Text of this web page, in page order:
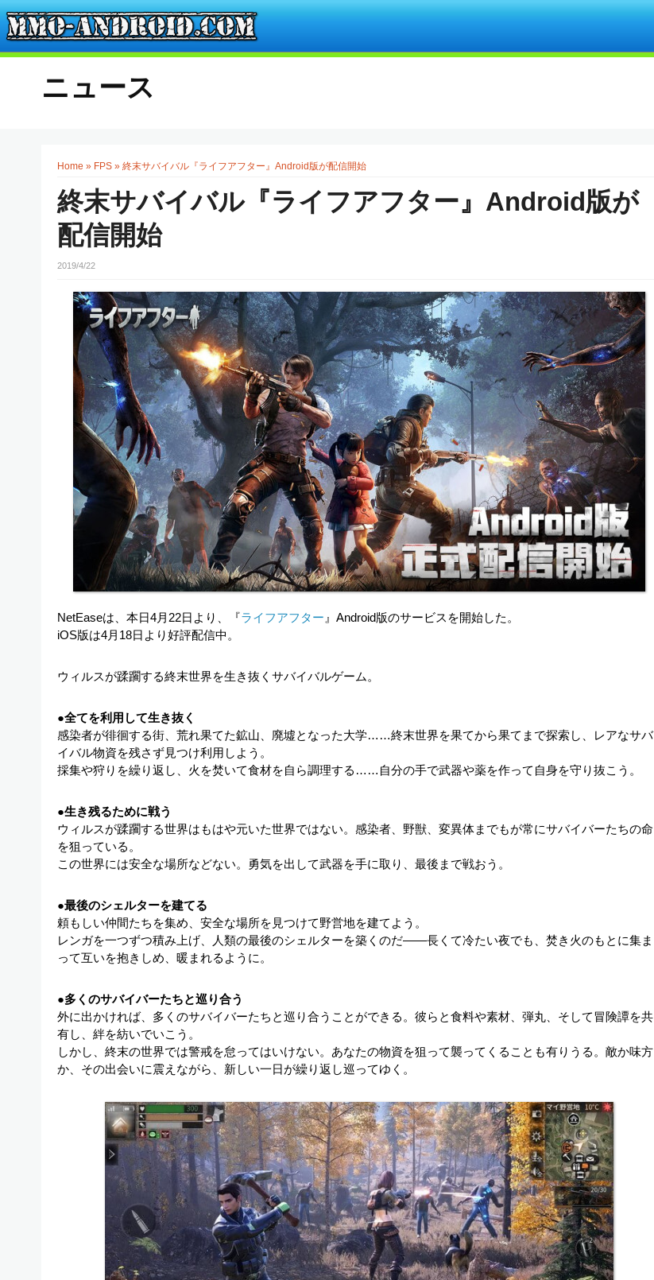
ニュース
Home » FPS » 終末サバイバル『ライフアフター』Android版が配信開始
終末サバイバル『ライフアフター』Android版が
配信開始
2019/4/22
NetEaseは、本日4月22日より、『ライフアフター 』Android版のサービスを開始した。
iOS版は4月18日より好評配信中。
ウィルスが蹂躙する終末世界を生き抜くサバイバルゲーム。
●全てを利用して生き抜く
感染者が徘徊する街、荒れ果てた鉱山、廃墟となった大学……終末世界を果てから果てまで探索し、レアなサバ
イバル物資を残さず見つけ利用しよう。
採集や狩りを繰り返し、火を焚いて食材を自ら調理する……自分の手で武器や薬を作って自身を守り抜こう。
●生き残るために戦う
ウィルスが蹂躙する世界はもはや元いた世界ではない。感染者、野獣、変異体までもが常にサバイバーたちの命
を狙っている。
この世界には安全な場所などない。勇気を出して武器を手に取り、最後まで戦おう。
●最後のシェルターを建てる
頼もしい仲間たちを集め、安全な場所を見つけて野営地を建てよう。
レンガを一つずつ積み上げ、人類の最後のシェルターを築くのだ——長くて冷たい夜でも、焚き火のもとに集ま
って互いを抱きしめ、暖まれるように。
●多くのサバイバーたちと巡り合う
外に出かければ、多くのサバイバーたちと巡り合うことができる。彼らと食料や素材、弾丸、そして冒険譚を共
有し、絆を紡いでいこう。
しかし、終末の世界では警戒を怠ってはいけない。あなたの物資を狙って襲ってくることも有りうる。敵か味方
か、その出会いに震えながら、新しい一日が繰り返し巡ってゆく。